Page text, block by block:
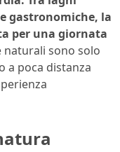
gastronomiche, la
per una giornata
naturali sono solo
a poca distanza